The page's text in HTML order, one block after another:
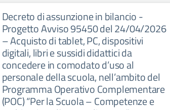
Decreto di assunzione in bilancio -
Progetto Avviso 95450 del 24/04/2026
– Acquisto di tablet, PC, dispositivi
digitali, libri e sussidi didattici da
concedere in comodato d’uso al
personale della scuola, nell’ambito del
Programma Operativo Complementare
(POC) “Per la Scuola – Competenze e